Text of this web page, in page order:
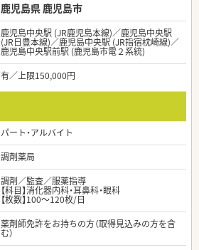
鹿児島県 鹿児島市
鹿児島中央駅 (JR鹿児島本線)／鹿児島中央駅
(JR日豊本線)／鹿児島中央駅 (JR指宿枕崎線)／
鹿児島中央駅前駅 (鹿児島市電２系統)
有／上限150,000円
パート・アルバイト
調剤薬局
調剤／監査／服薬指導
【科目】消化器内科・耳鼻科・眼科
【枚数】100～120枚/日
薬剤師免許をお持ちの方（取得見込みの方を含
む）